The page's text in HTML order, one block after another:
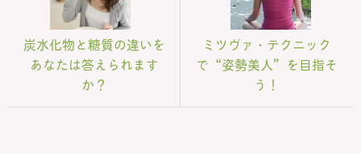
炭水化物と糖質の違いを
あなたは答えられます
か？
ミツヴァ・テクニック
で“姿勢美人”を目指そ
う！